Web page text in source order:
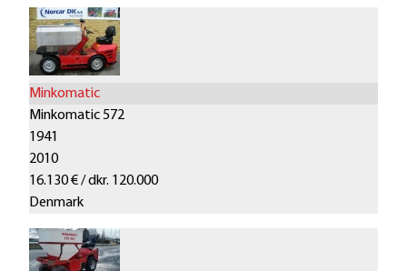
Minkomatic
Minkomatic 572
1941
2010
16.130 € / dkr. 120.000
Denmark